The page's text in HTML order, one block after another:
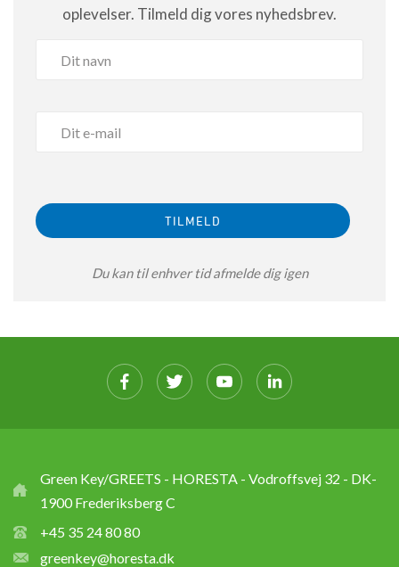
oplevelser. Tilmeld dig vores nyhedsbrev.
Du kan til enhver tid afmelde dig igen
Green Key/GREETS - HORESTA - Vodroffsvej 32 - DK-
1900 Frederiksberg C
+45 35 24 80 80
greenkey@horesta.dk